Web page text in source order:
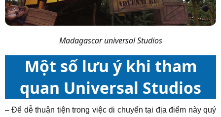
Madagascar universal Studios
Một số lưu ý khi tham
quan Universal Studios
– Để dễ thuận tiện trong việc di chuyển tại địa điểm này quý